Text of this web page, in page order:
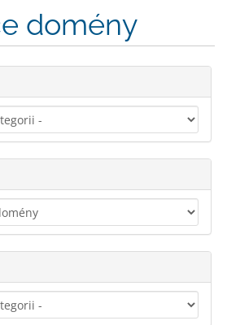
domény